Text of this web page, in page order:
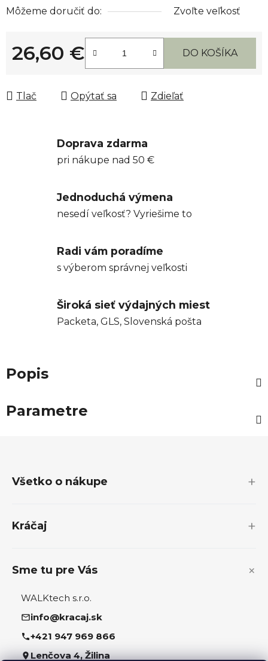
Môžeme doručiť do:
Zvoľte veľkosť
26,60 €
Jednotková cena:
DO KOŠÍKA
Tlač Opýtať sa Zdieľať
Doprava zdarma
pri nákupe nad 50 €
Jednoduchá výmena
nesedí veľkosť? Vyriešime to
Radi vám poradíme
s výberom správnej veľkosti
Široká sieť výdajných miest
Packeta, GLS, Slovenská pošta
Popis
Parametre
Všetko o nákupe
Kráčaj
Sme tu pre Vás
WALKtech s.r.o.
info@kracaj.sk
+421 947 969 866
Lenčova 4, Žilina